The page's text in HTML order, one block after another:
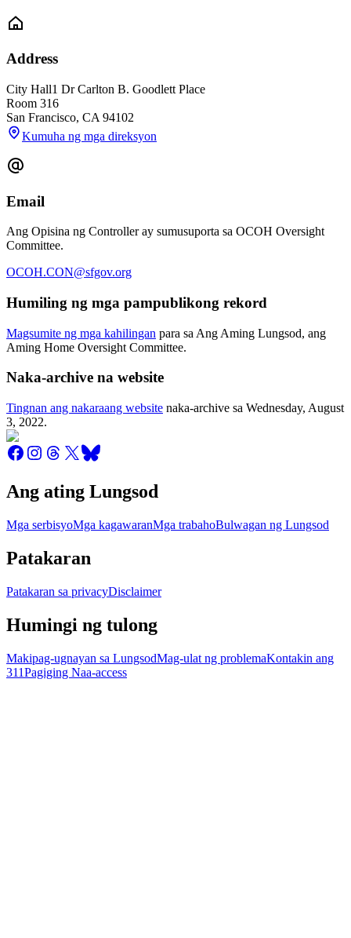
Address
City Hall1 Dr Carlton B. Goodlett Place
Room 316
San Francisco, CA 94102
Kumuha ng mga direksyon
Email
Ang Opisina ng Controller ay sumusuporta sa OCOH Oversight
Committee.
OCOH.CON@sfgov.org
Humiling ng mga pampublikong rekord
Magsumite ng mga kahilingan para sa Ang Aming Lungsod, ang
Aming Home Oversight Committee.
Naka-archive na website
Tingnan ang nakaraang website naka-archive sa Wednesday, August
3, 2022.
Ang ating Lungsod
Mga serbisyoMga kagawaranMga trabahoBulwagan ng Lungsod
Patakaran
Patakaran sa privacyDisclaimer
Humingi ng tulong
Makipag-ugnayan sa LungsodMag-ulat ng problemaKontakin ang
311Pagiging Naa-access